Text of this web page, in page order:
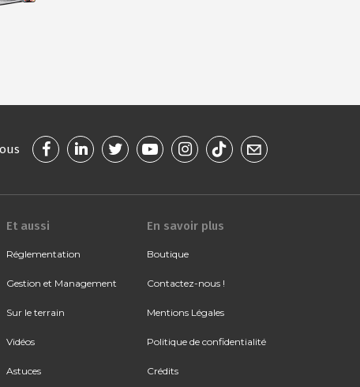
Et aussi
Réglementation
Gestion et Management
Sur le terrain
Vidéos
Astuces
En savoir plus
Boutique
Contactez-nous !
Mentions Légales
Politique de confidentialité
Crédits